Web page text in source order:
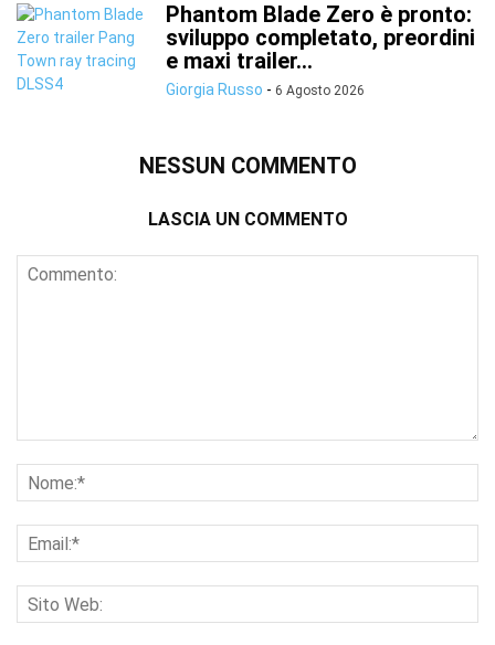
Phantom Blade Zero è pronto:
sviluppo completato, preordini
e maxi trailer...
Giorgia Russo - 6 Agosto 2026
NESSUN COMMENTO
LASCIA UN COMMENTO